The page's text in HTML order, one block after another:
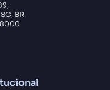
BR.
8000